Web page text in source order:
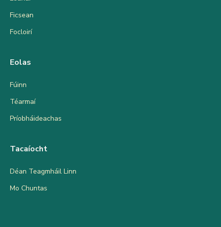
Ficsean
Focloirí
Eolas
Fúinn
Téarmaí
Príobháideachas
Tacaíocht
Déan Teagmháil Linn
Mo Chuntas